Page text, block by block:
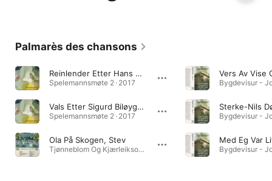
Radio
Palmarès des chansons
Reinlender Etter Hans W. Brimi
Spelemannsmøte 2 · 2017
Vals Etter Sigurd Biløygard / Lars Kjørren
Spelemannsmøte 2 · 2017
Ola På Skogen, Stev
Tjønneblom Og Kjærleiksong · 2012
Vers Av Vise
Sterke-Nils
Med Eg Var